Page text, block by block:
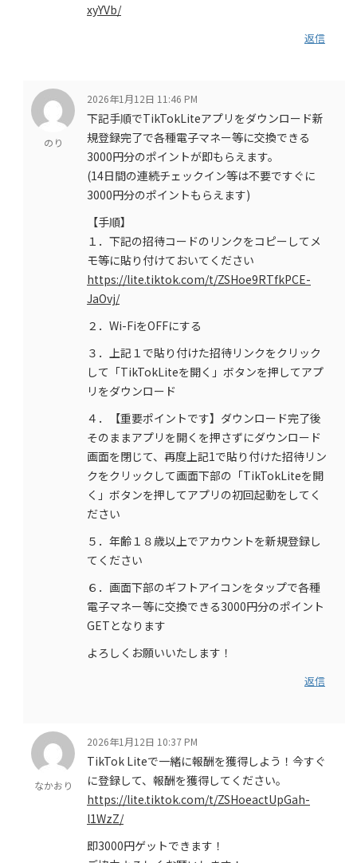
xyYVb/
返信
のり
2026年1月12日 11:46 PM
下記手順でTikTokLiteアプリをダウンロード新
規登録完了で各種電子マネー等に交換できる
3000円分のポイントが即もらえます。
(14日間の連続チェックイン等は不要ですぐに
3000円分のポイントもらえます)
【手順】
１．下記の招待コードのリンクをコピーしてメ
モ等に貼り付けておいてください
https://lite.tiktok.com/t/ZSHoe9RTfkPCE-
JaOvj/
２．Wi-FiをOFFにする
３．上記１で貼り付けた招待リンクをクリック
して「TikTokLiteを開く」ボタンを押してアプ
リをダウンロード
４．【重要ポイントです】ダウンロード完了後
そのままアプリを開くを押さずにダウンロード
画面を閉じて、再度上記1で貼り付けた招待リン
クをクリックして画面下部の「TikTokLiteを開
く」ボタンを押してアプリの初回起動をしてく
ださい
５．年齢１８歳以上でアカウントを新規登録し
てください
６．画面下部のギフトアイコンをタップで各種
電子マネー等に交換できる3000円分のポイント
GETとなります
よろしくお願いいたします！
返信
なかおり
2026年1月12日 10:37 PM
TikTok Liteで一緒に報酬を獲得しよう！今すぐ
に登録して、報酬を獲得してください。
https://lite.tiktok.com/t/ZSHoeactUpGah-
l1WzZ/
即3000円ゲットできます！